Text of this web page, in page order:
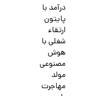
درآمد با
پایتون
ارتقاء
شغلی با
هوش
مصنوعی
مولد
مهاجرت